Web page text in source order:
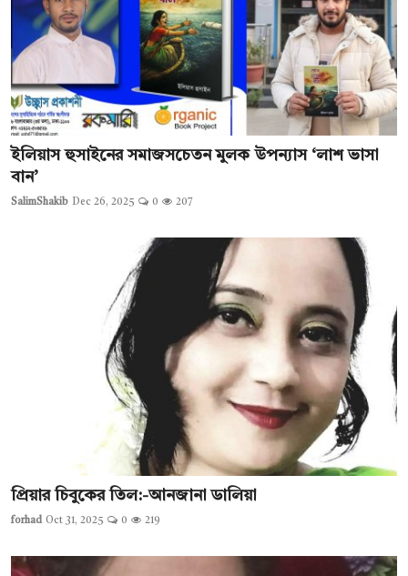
ইলিয়াস হুসাইনের সমাজসচেতন মুলক উপন্যাস ‘লাশ ভাসা
বান’
SalimShakib Dec 26, 2025 0 207
প্রিয়ার চিবুকের তিল:-আনজানা ডালিয়া
forhad Oct 31, 2025 0 219